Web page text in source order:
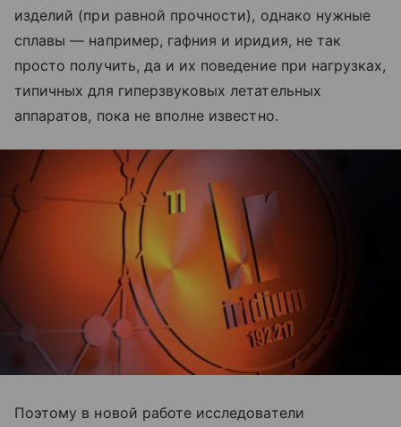
изделий (при равной прочности), однако нужные
сплавы — например, гафния и иридия, не так
просто получить, да и их поведение при нагрузках,
типичных для гиперзвуковых летательных
аппаратов, пока не вполне известно.
Поэтому в новой работе исследователи